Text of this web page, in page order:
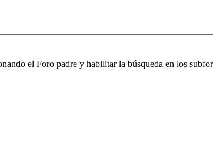
el Foro padre y habilitar la búsqueda en los